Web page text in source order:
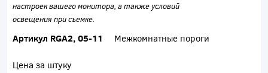
настроек вашего монитора, а также условий
освещения при съемке.
Артикул RGA2, 05-11 Межкомнатные пороги
Цена за штуку